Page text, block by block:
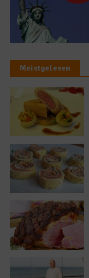
Meistgelesen